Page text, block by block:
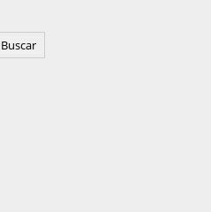
Buscar